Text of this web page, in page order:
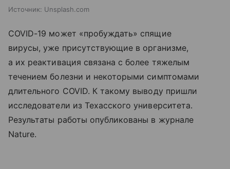
Источник: Unsplash.com
COVID-19 может «пробуждать» спящие
вирусы, уже присутствующие в организме,
а их реактивация связана с более тяжелым
течением болезни и некоторыми симптомами
длительного COVID. К такому выводу пришли
исследователи из Техасского университета.
Результаты работы опубликованы в журнале
Nature.